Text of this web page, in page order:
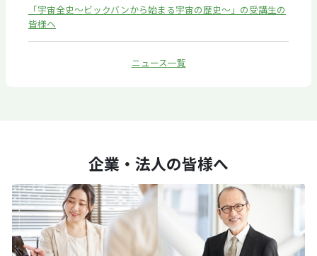
「宇宙全史～ビックバンから始まる宇宙の歴史～」の受講生の
皆様へ
ニュース一覧
企業・法人の皆様へ